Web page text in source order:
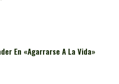
En «Agarrarse A La Vida»